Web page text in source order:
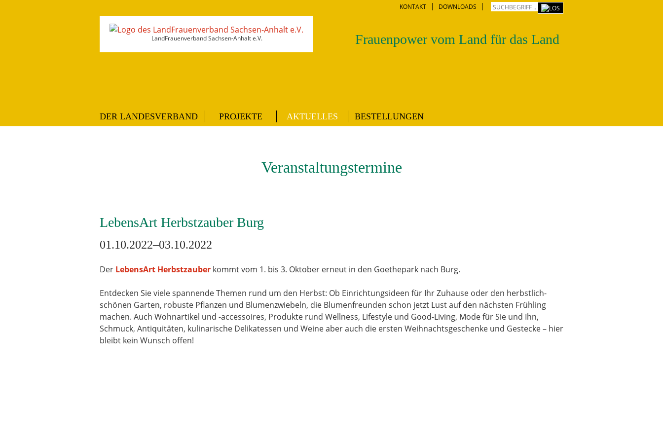
KONTAKT DOWNLOADS
LandFrauenverband Sachsen-Anhalt e.V. Frauenpower vom Land für das Land
DER LANDESVERBAND PROJEKTE AKTUELLES BESTELLUNGEN
Veranstaltungstermine
LebensArt Herbstzauber Burg
01.10.2022–03.10.2022
Der LebensArt Herbstzauber kommt vom 1. bis 3. Oktober erneut in den Goethepark nach Burg.
Entdecken Sie viele spannende Themen rund um den Herbst: Ob Einrichtungsideen für Ihr Zuhause oder den herbstlich-
schönen Garten, robuste Pflanzen und Blumenzwiebeln, die Blumenfreunden schon jetzt Lust auf den nächsten Frühling
machen. Auch Wohnartikel und -accessoires, Produkte rund Wellness, Lifestyle und Good-Living, Mode für Sie und Ihn,
Schmuck, Antiquitäten, kulinarische Delikatessen und Weine aber auch die ersten Weihnachtsgeschenke und Gestecke – hier
bleibt kein Wunsch offen!